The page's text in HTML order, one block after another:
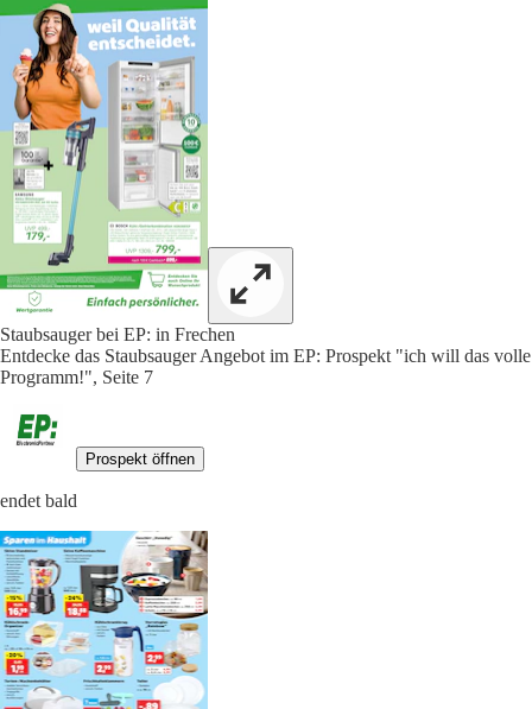
Staubsauger bei EP: in Frechen
Entdecke das Staubsauger Angebot im EP: Prospekt "ich will das volle
Programm!", Seite 7
Prospekt öffnen
endet bald